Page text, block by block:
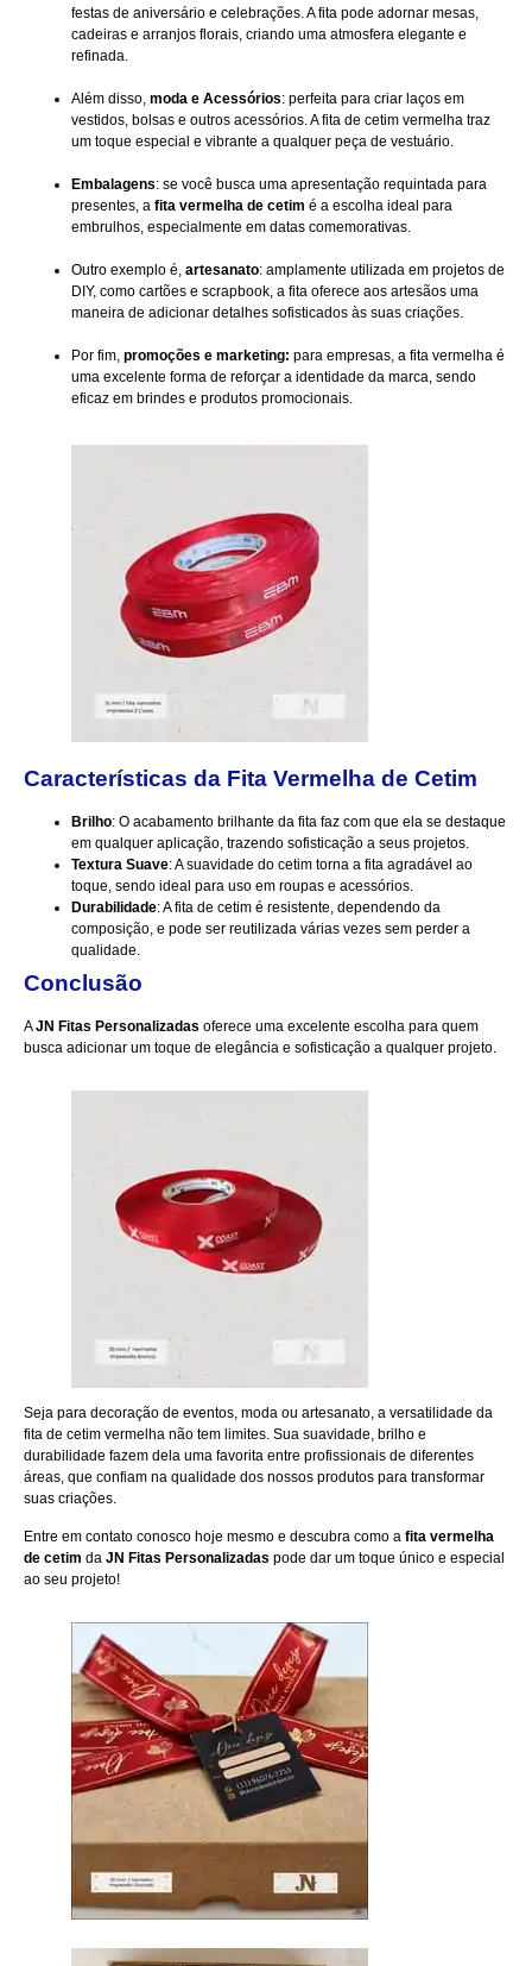
festas de aniversário e celebrações. A fita pode adornar mesas,
cadeiras e arranjos florais, criando uma atmosfera elegante e
refinada.
Além disso, moda e Acessórios: perfeita para criar laços em
vestidos, bolsas e outros acessórios. A fita de cetim vermelha traz
um toque especial e vibrante a qualquer peça de vestuário.
Embalagens: se você busca uma apresentação requintada para
presentes, a fita vermelha de cetim é a escolha ideal para
embrulhos, especialmente em datas comemorativas.
Outro exemplo é, artesanato: amplamente utilizada em projetos de
DIY, como cartões e scrapbook, a fita oferece aos artesãos uma
maneira de adicionar detalhes sofisticados às suas criações.
Por fim, promoções e marketing: para empresas, a fita vermelha é
uma excelente forma de reforçar a identidade da marca, sendo
eficaz em brindes e produtos promocionais.
Características da Fita Vermelha de Cetim
Brilho: O acabamento brilhante da fita faz com que ela se destaque
em qualquer aplicação, trazendo sofisticação a seus projetos.
Textura Suave: A suavidade do cetim torna a fita agradável ao
toque, sendo ideal para uso em roupas e acessórios.
Durabilidade: A fita de cetim é resistente, dependendo da
composição, e pode ser reutilizada várias vezes sem perder a
qualidade.
Conclusão
AJN Fitas Personalizadas oferece uma excelente escolha para quem
busca adicionar um toque de elegância e sofisticação a qualquer projeto.
Seja para decoração de eventos, moda ou artesanato, a versatilidade da
fita de cetim vermelha não tem limites. Sua suavidade, brilho e
durabilidade fazem dela uma favorita entre profissionais de diferentes
áreas, que confiam na qualidade dos nossos produtos para transformar
suas criações.
Entre em contato conosco hoje mesmo e descubra como a fita vermelha
de cetim da JN Fitas Personalizadas pode dar um toque único e especial
ao seu projeto!